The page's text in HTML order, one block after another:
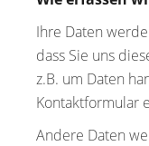
Ihre Daten
dass Sie uns
z.B. um Daten
Kontaktformular
Andere Daten